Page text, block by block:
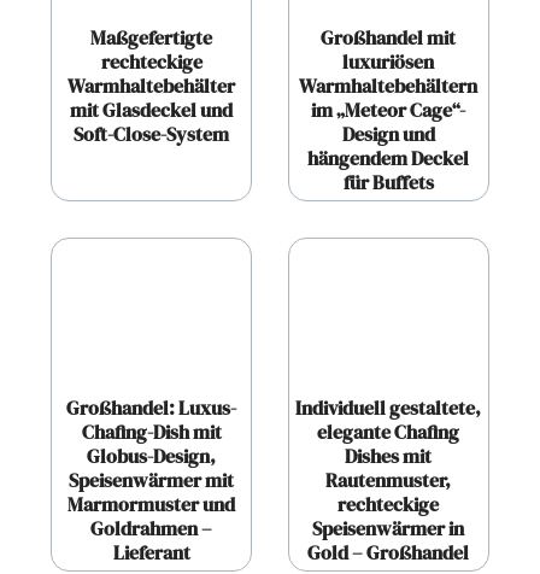
Maßgefertigte
rechteckige
Warmhaltebehälter
mit Glasdeckel und
Soft-Close-System
Großhandel mit
luxuriösen
Warmhaltebehältern
im „Meteor Cage“-
Design und
hängendem Deckel
für Buffets
Großhandel: Luxus-
Chafing-Dish mit
Globus-Design,
Speisenwärmer mit
Marmormuster und
Goldrahmen –
Lieferant
Individuell gestaltete,
elegante Chafing
Dishes mit
Rautenmuster,
rechteckige
Speisenwärmer in
Gold – Großhandel